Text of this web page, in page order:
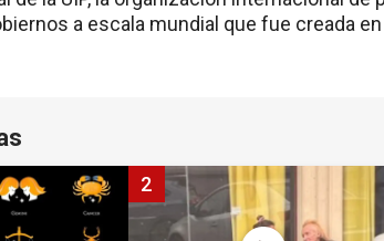
a escala mundial que fue creada
2